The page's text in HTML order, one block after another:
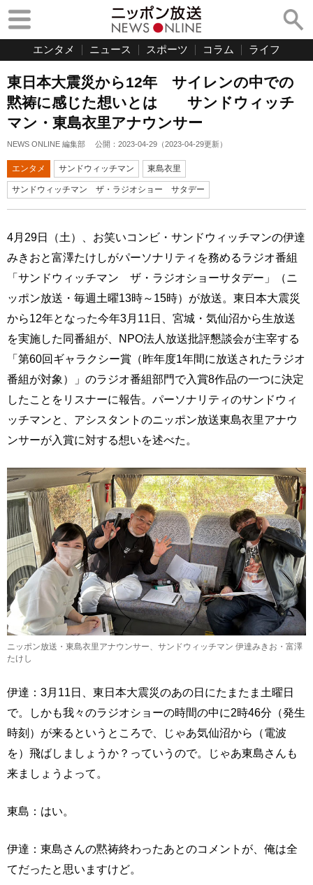
エンタメ ニュース スポーツ コラム ライフ
東日本大震災から12年 サイレンの中での
黙祷に感じた想いとは サンドウィッチ
マン・東島衣里アナウンサー
NEWS ONLINE 編集部 公開： 2023-04-29 （2023-04-29更新）
エンタメ サンドウィッチマン 東島衣里
サンドウィッチマン ザ・ラジオショー サタデー
4月29日（土）、お笑いコンビ・サンドウィッチマンの伊達
みきおと富澤たけしがパーソナリティを務めるラジオ番組
「サンドウィッチマン ザ・ラジオショーサタデー」（ニ
ッポン放送・毎週土曜13時～15時）が放送。東日本大震災
から12年となった今年3月11日、宮城・気仙沼から生放送
を実施した同番組が、NPO法人放送批評懇談会が主宰する
「第60回ギャラクシー賞（昨年度1年間に放送されたラジオ
番組が対象）」のラジオ番組部門で入賞8作品の一つに決定
したことをリスナーに報告。パーソナリティのサンドウィ
ッチマンと、アシスタントのニッポン放送東島衣里アナウ
ンサーが入賞に対する想いを述べた。
ニッポン放送・東島衣里アナウンサー、サンドウィッチマン 伊達みきお・富澤
たけし
伊達：3月11日、東日本大震災のあの日にたまたま土曜日
で。しかも我々のラジオショーの時間の中に2時46分（発生
時刻）が来るというところで、じゃあ気仙沼から（電波
を）飛ばしましょうか？っていうので。じゃあ東島さんも
来ましょうよって。
東島：はい。
伊達：東島さんの黙祷終わったあとのコメントが、俺は全
てだったと思いますけど。